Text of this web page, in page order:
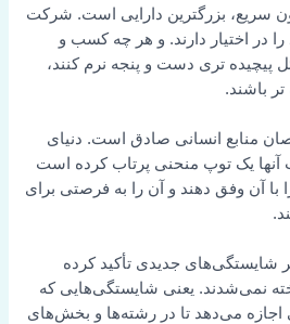
سریع، بزرگترین دارایی است. شرکت
در اختیار دارند. و هر چه کسب و
پیچیده تری دست و پنجه نرم کنند،
تر باشند.
منابع انسانی صادق است. دنیای
آنها یک توپ منحنی پرتاب کرده است
با آن وفق دهند و آن را به فرصتی برای
بر شایستگی‌های جدیدی تأکید کرده
نمی‌شدند. یعنی شایستگی‌هایی که
اجازه می‌دهد تا در رشته‌ها و بخش‌های